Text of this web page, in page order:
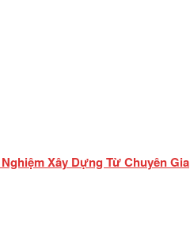
Xây Dựng Từ Chuyên Gia